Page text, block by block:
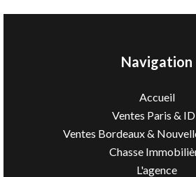
Navigation
Accueil
Ventes Paris &
Ventes Bordeaux &
Chasse
L'agence